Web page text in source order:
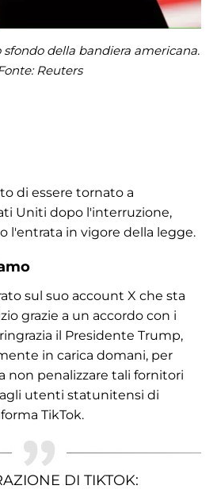
sfondo della bandiera americana.
Reuters
di essere tornato a
Uniti dopo l'interruzione,
l'entrata in vigore della legge.
sul suo account X che sta
grazie a un accordo con i
il Presidente Trump,
in carica domani, per
non penalizzare tali fornitori
utenti statunitensi di
TikTok.
DI TIKTOK: